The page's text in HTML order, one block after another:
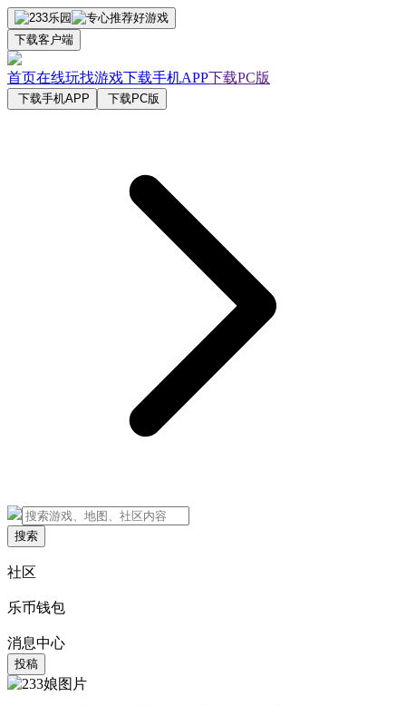
下载客户端
首页在线玩找游戏下载手机APP下载PC版
下载手机APP 下载PC版
搜索
社区
乐币钱包
消息中心
投稿